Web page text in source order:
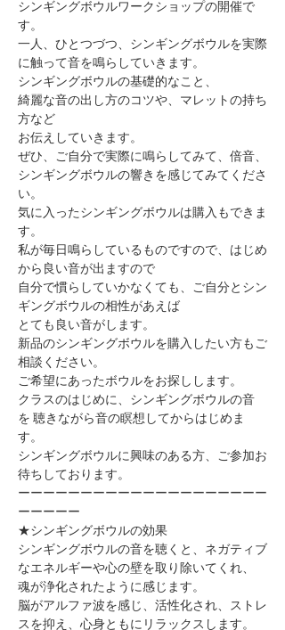
シンギングボウルワークショップの開催で
す。
一人、ひとつづつ、シンギングボウルを実際
に触って音を鳴らしていきます。
シンギングボウルの基礎的なこと、
綺麗な音の出し方のコツや、マレットの持ち
方など
お伝えしていきます。
ぜひ、ご自分で実際に鳴らしてみて、倍音、
シンギングボウルの響きを感じてみてくださ
い。
気に入ったシンギングボウルは購入もできま
す。
私が毎日鳴らしているものですので、はじめ
から良い音が出ますので
自分で慣らしていかなくても、ご自分とシン
ギングボウルの相性があえば
とても良い音がします。
新品のシンギングボウルを購入したい方もご
相談ください。
ご希望にあったボウルをお探しします。
クラスのはじめに、シンギングボウルの音
を ​聴きながら音の瞑想してからはじめま
す。
シンギングボウルに興味のある方、ご参加お
待ちしております。
ーーーーーーーーーーーーーーーーーーーー
ーーーーー
★シンギングボウルの効果
シンギングボウルの音を聴くと、ネガティブ
なエネルギーや心の壁を取り除いてくれ、
魂が浄化されたように感じます。
脳がアルファ波を感じ、活性化され、ストレ
スを抑え、心身ともにリラックスします。